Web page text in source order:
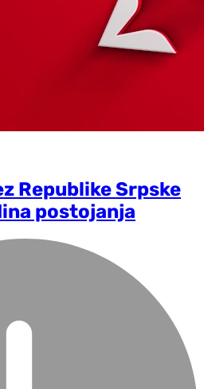
Republike Srpske
postojanja